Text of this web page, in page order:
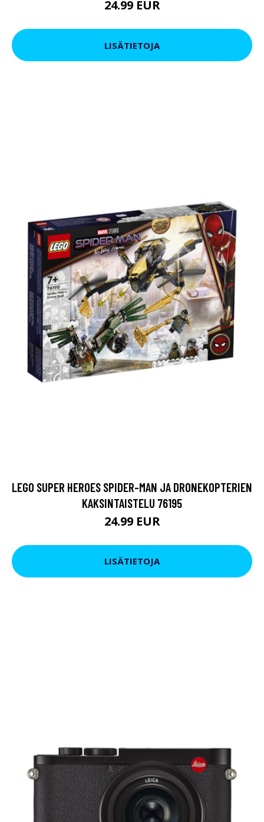
24.99 EUR
LISÄTIETOJA
LEGO SUPER HEROES SPIDER-MAN JA DRONEKOPTERIEN
KAKSINTAISTELU 76195
24.99 EUR
LISÄTIETOJA